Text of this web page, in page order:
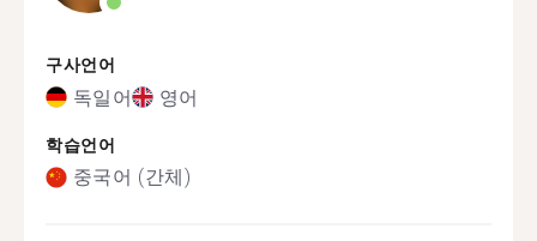
구사언어
독일어 영어
학습언어
중국어 (간체)